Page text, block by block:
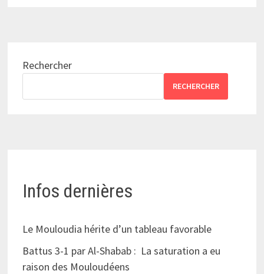
Rechercher
RECHERCHER
Infos dernières
Le Mouloudia hérite d’un tableau favorable
Battus 3-1 par Al-Shabab : La saturation a eu
raison des Mouloudéens